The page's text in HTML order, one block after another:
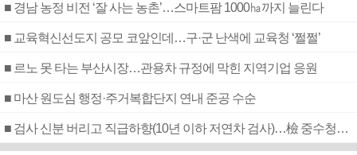
■ 경남 농정 비전 ‘잘 사는 농촌’…스마트팜 1000㏊까지 늘린다
■ 교육혁신선도지 공모 코앞인데…구·군 난색에 교육청 ‘쩔쩔’
■ 르노 못 타는 부산시장…관용차 규정에 막힌 지역기업 응원
■ 마산 원도심 행정·주거복합단지 연내 준공 수순
■ 검사 신분 버리고 직급하향(10년 이하 저연차 검사)…檢 중수청행 기피